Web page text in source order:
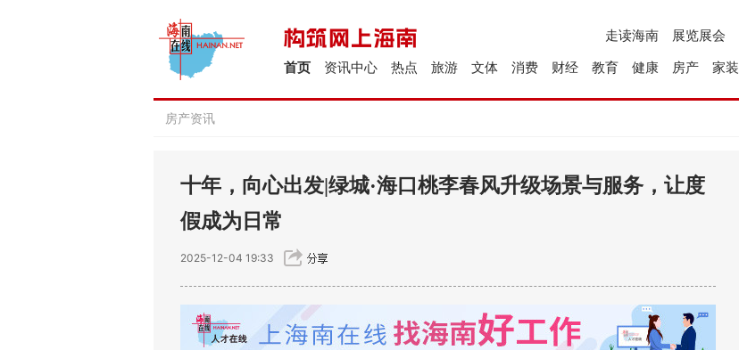
展览展会
走读海南
家装
房产
健康
教育
财经
消费
文体
旅游
热点
资讯中心
首页
房产资讯
十年，向心出发|绿城·海口桃李春风升级场景与服务，让度
假成为日常
2025-12-04 19:33